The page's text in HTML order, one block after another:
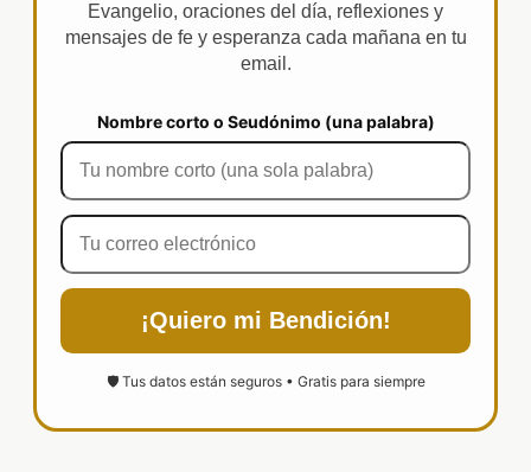
Evangelio, oraciones del día, reflexiones y
mensajes de fe y esperanza cada mañana en tu
email.
Nombre corto o Seudónimo (una palabra)
¡Quiero mi Bendición!
🛡️ Tus datos están seguros • Gratis para siempre